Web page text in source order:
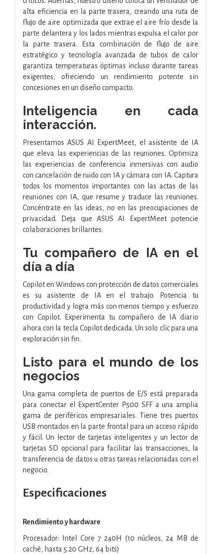
alta eficiencia en la parte trasera, creando una ruta de
flujo de aire optimizada que extrae el aire frío desde la
parte delantera y los lados mientras expulsa el calor por
la parte trasera. Esta combinación de flujo de aire
estratégico y tecnología avanzada de tubos de calor
garantiza temperaturas óptimas incluso durante tareas
exigentes, ofreciendo un rendimiento potente sin
concesiones en un diseño compacto.
Inteligencia en cada
interacción.
Presentamos ASUS AI ExpertMeet, el asistente de IA
que eleva las experiencias de las reuniones. Optimiza
las experiencias de conferencia inmersivas con audio
con cancelación de ruido con IA y cámara con IA. Captura
todos los momentos importantes con las actas de las
reuniones con IA, que resume y traduce las reuniones.
Concéntrate en las ideas, no en las preocupaciones de
privacidad. Deja que ASUS AI ExpertMeet potencie
colaboraciones brillantes.
Tu compañero de IA en el
día a día
Copilot en Windows con protección de datos comerciales
es su asistente de IA en el trabajo. Potencia tu
productividad y logra más con menos tiempo y esfuerzo
con Copilot. Experimenta tu compañero de IA diario
ahora con la tecla Copilot dedicada. Un solo clic para una
exploración sin fin.
Listo para el mundo de los
negocios
Una gama completa de puertos de E/S está preparada
para conectar el ExpertCenter P500 SFF a una amplia
gama de periféricos empresariales. Tiene tres puertos
USB montados en la parte frontal para un acceso rápido
y fácil. Un lector de tarjetas inteligentes y un lector de
tarjetas SD opcional para facilitar las transacciones, la
transferencia de datos u otras tareas relacionadas con el
negocio.
Especificaciones
Rendimiento y hardware
Procesador: Intel Core 7 240H (10 núcleos, 24 MB de
caché, hasta 5.20 GHz, 64 bits)